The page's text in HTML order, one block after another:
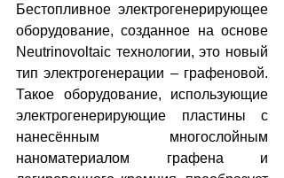
Бестопливное электрогенерирующее
оборудование, созданное на основе
Neutrinovoltaic технологии, это новый
тип электрогенерации – графеновой.
Такое оборудование, использующие
электрогенерирующие пластины с
нанесённым многослойным
наноматериалом графена и